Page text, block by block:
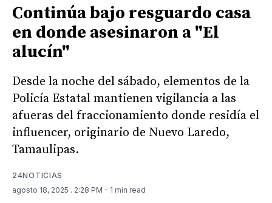
Continúa bajo resguardo casa
en donde asesinaron a "El
alucín"
Desde la noche del sábado, elementos de la
Policía Estatal mantienen vigilancia a las
afueras del fraccionamiento donde residía el
influencer, originario de Nuevo Laredo,
Tamaulipas.
24NOTICIAS
agosto 18, 2025 . 2:28 PM - 1 min read